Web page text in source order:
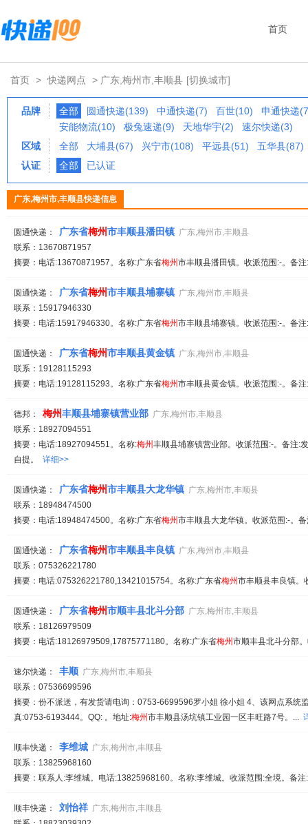
首页
首页 > 快递网点 > 广东,梅州市,丰顺县 [切换城市]
品牌 全部 圆通快递(139) 中通快递(7) 百世(10)
申通快递
安能物流(10)
极兔速递(9) 天地华宇(2)
速尔快递(3)
区域
全部 大埔县(67) 兴宁市(108) 平远县(51)
五华县(87)
认证
全部 已认证
广东,梅州市,丰顺县快递信息
圆通快递： 广东省梅州市丰顺县潘田镇 广东,梅州市,丰顺县
联系：13670871957
摘要：电话:13670871957。名称:广东省梅州市丰顺县潘田镇。收派范围:-。备
圆通快递： 广东省梅州市丰顺县埔寨镇 广东,梅州市,丰顺县
联系：15917946330
摘要：电话:15917946330。名称:广东省梅州市丰顺县埔寨镇。收派范围:-。备
圆通快递： 广东省梅州市丰顺县黄金镇 广东,梅州市,丰顺县
联系：19128115293
摘要：电话:19128115293。名称:广东省梅州市丰顺县黄金镇。收派范围:-。备
德邦： 梅州丰顺县埔寨镇营业部 广东,梅州市,丰顺县
联系：18927094551
摘要：电话:18927094551。名称:梅州丰顺县埔寨镇营业部。收派范围:-。备注:
自提。 详细>>
圆通快递： 广东省梅州市丰顺县大龙华镇 广东,梅州市,丰顺县
联系：18948474500
摘要：电话:18948474500。名称:广东省梅州市丰顺县大龙华镇。收派范围:-。
圆通快递： 广东省梅州市丰顺县丰良镇 广东,梅州市,丰顺县
联系：075326221780
摘要：电话:075326221780,13421015754。名称:广东省梅州市丰顺县丰良镇
圆通快递： 广东省梅州市顺丰县北斗分部 广东,梅州市,丰顺县
联系：18126979509
摘要：电话:18126979509,17875771180。名称:广东省梅州市顺丰县北斗分部
速尔快递： 丰顺 广东,梅州市,丰顺县
联系：07536699596
摘要：份不派送，有发货请电询：0753-6699596罗小姐 徐小姐 4、该网点系统
真:0753-6193444。QQ: 。地址:梅州市丰顺县汤坑镇工业园一区丰旺路7号。...
顺丰快递： 李维城 广东,梅州市,丰顺县
联系：13825968160
摘要：联系人:李维城。电话:13825968160。名称:李维城。收派范围:全境。备
顺丰快递： 刘怡祥 广东,梅州市,丰顺县